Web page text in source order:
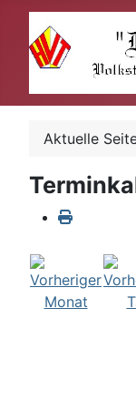
Aktuelle